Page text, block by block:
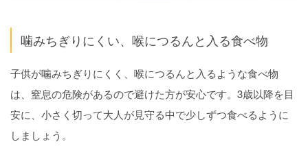
噛みちぎりにくい、喉につるんと入る食べ物
子供が噛みちぎりにくく、喉につるんと入るような食べ物
は、窒息の危険があるので避けた方が安心です。3歳以降を目
安に、小さく切って大人が見守る中で少しずつ食べるように
しましょう。